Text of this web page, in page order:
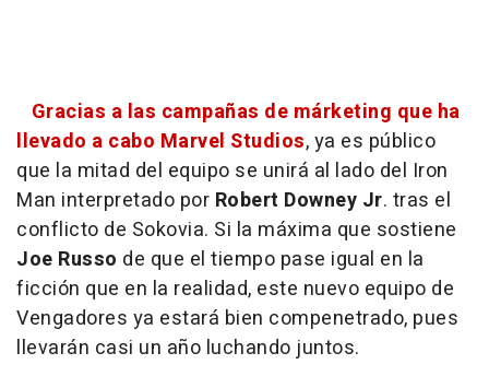
Gracias a las campañas de márketing que ha
llevado a cabo Marvel Studios, ya es público
que la mitad del equipo se unirá al lado del Iron
Man interpretado por Robert Downey Jr. tras el
conflicto de Sokovia. Si la máxima que sostiene
Joe Russo de que el tiempo pase igual en la
ficción que en la realidad, este nuevo equipo de
Vengadores ya estará bien compenetrado, pues
llevarán casi un año luchando juntos.